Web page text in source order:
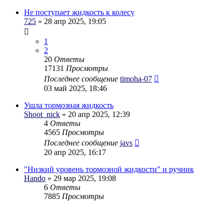
Не поступает жидкость к колесу
725 » 28 апр 2025, 19:05
1
2
20 Ответы
17131 Просмотры
Последнее сообщение timoha-07
03 май 2025, 18:46
Ушла тормозная жидкость
Shoot_nick » 20 апр 2025, 12:39
4 Ответы
4565 Просмотры
Последнее сообщение javs
20 апр 2025, 16:17
"Низкий уровень тормозной жидкости" и ручник
Hando » 29 мар 2025, 19:08
6 Ответы
7885 Просмотры